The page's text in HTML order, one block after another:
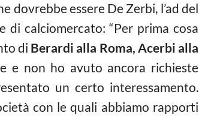
dovrebbe essere De Zerbi, l’ad del
calciomercato: “Per prima cosa
di Berardi alla Roma, Acerbi alla
e non ho avuto ancora richieste
un certo interessamento.
con le quali abbiamo rapporti